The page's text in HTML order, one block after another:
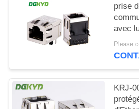
PROTECTION
PRIVÉE
prise
avec
KRJ-